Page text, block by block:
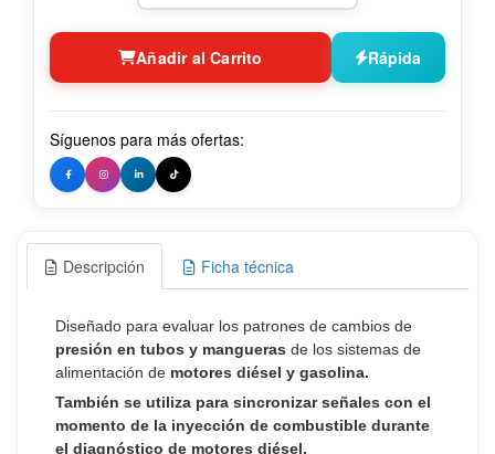
Añadir al Carrito Rápida
Síguenos para más ofertas:
Descripción Ficha técnica